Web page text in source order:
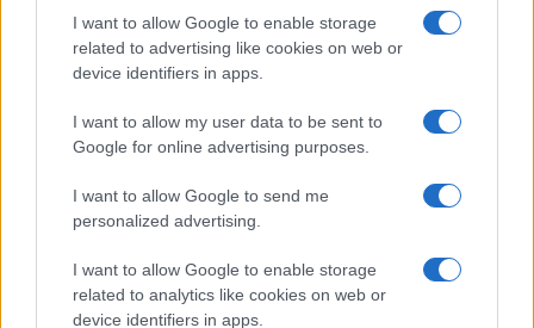
I want to allow Google to enable storage
related to advertising like cookies on web or
device identifiers in apps.
I want to allow my user data to be sent to
Google for online advertising purposes.
I want to allow Google to send me
personalized advertising.
I want to allow Google to enable storage
related to analytics like cookies on web or
device identifiers in apps.
együttes vagy épp a Fonó zenekar. Mellettük helyet kapnak
a legkiválóbb fiatal zenekarok is, mint a Magos, a Zagyva
banda, a Bazseva és a Berka együttes. A szervezők kiemelt
szempontja volt, hogy a zenélésbe belenevelkedett helyi
hagyományőrző zenészek is megforduljanak az udvarban,
így a palatkai Kodoba Florin és a bánffyhunyadi Varga István
Kiscsipás is több napon keresztül lesz az udvar vendége.
A rengeteg program mellett természetesen a
gasztronómiáról sem feledkeztek meg: a „Muzsikáló